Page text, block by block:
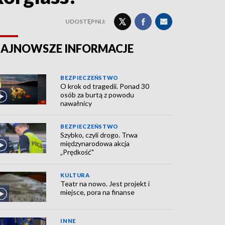
UDOSTĘPNIJ:
INFORMACJE
BEZPIECZEŃSTWO
O krok od tragedii. Ponad 30
osób za burtą z powodu
nawałnicy
BEZPIECZEŃSTWO
Szybko, czyli drogo. Trwa
międzynarodowa akcja
„Prędkość"
KULTURA
Teatr na nowo. Jest projekt i
miejsce, pora na finanse
INNE